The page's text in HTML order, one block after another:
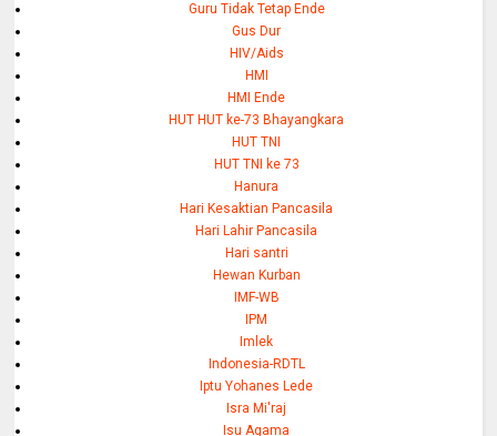
Guru Tidak Tetap Ende
Gus Dur
HIV/Aids
HMI
HMI Ende
HUT HUT ke-73 Bhayangkara
HUT TNI
HUT TNI ke 73
Hanura
Hari Kesaktian Pancasila
Hari Lahir Pancasila
Hari santri
Hewan Kurban
IMF-WB
IPM
Imlek
Indonesia-RDTL
Iptu Yohanes Lede
Isra Mi'raj
Isu Agama